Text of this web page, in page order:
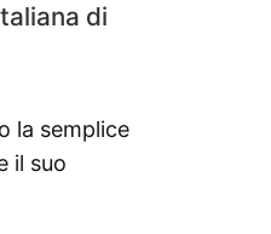
di
la semplice
il suo